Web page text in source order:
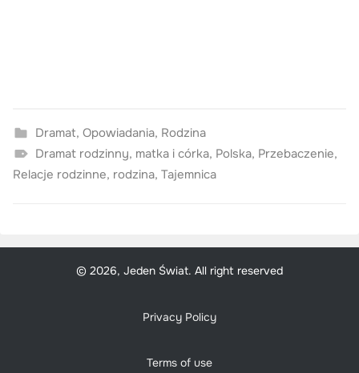
Dramat, Opowiadania, Rodzina
Dramat rodzinny, matka i córka, Polska, Przebaczenie,
Relacje rodzinne, rodzina, Tajemnica
© 2026, Jeden Świat. All right reserved
Privacy Policy
Terms of use